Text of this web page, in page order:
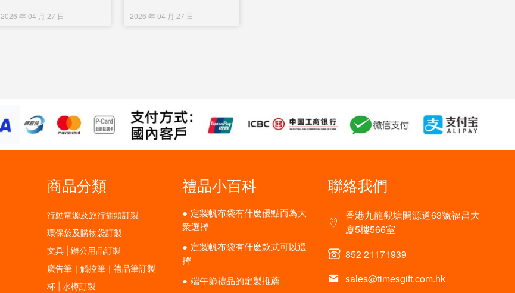
2026 年 04 月 27 日 2026 年 04 月 27 日
商品分類
行動電源及旅行插頭訂製
環保袋及購物袋訂製
文具 | 辦公用品訂製
廣告筆｜觸控筆｜禮品筆訂製
杯 | 水樽訂製
禮品小百科
定製帆布袋有什麽優點而為大
衆選擇
定製帆布袋有什麽款式可以選
擇
端午節禮品的定製推薦
聯絡我們
香港九龍觀塘開源道63號福昌大
廈5樓566室
852 21171939
sales@timesgift.com.hk